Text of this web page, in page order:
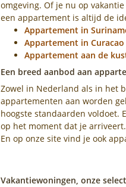
omgeving. Of je nu op
een appartement is altijd de
Appartement in
Appartement in Curacao
Appartement aan de
Een breed aanbod aan
Zowel in Nederland als in het
appartementen aan worden
hoogste standaarden voldoet.
op het moment dat je
En op onze site vind je ook
Vakantiewoningen, onze